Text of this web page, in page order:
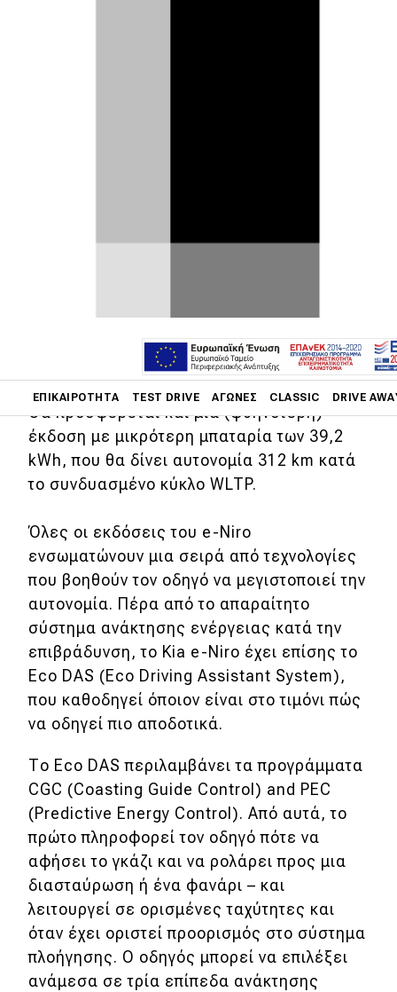
ΕΠΙΚΑΙΡΌΤΗΤΑ TEST DRIVE ΑΓΏΝΕΣ CLASSIC DRIVE
Main navigation
Επικαιρότητα
Πρωτότυπα
Ελλάδα
Κόσμος
Τεχνολογία
Ασφάλεια
Αγορά
Απόψεις
Test Drive
Δοκιμή
Αποστολή
Συγκρίνουμε
Αγώνες
στα 615 km! Αυτές οι τιμές βέβαια
αφορούν στην έκδοση του e-Niro με τη
μεγάλη μπαταρία των 64 kWh.
Θα προσφέρεται και μια (φθηνότερη)
έκδοση με μικρότερη μπαταρία των 39,2
kWh, που θα δίνει αυτονομία 312 km κατά
το συνδυασμένο κύκλο WLTP.
Όλες οι εκδόσεις του e-Niro
ενσωματώνουν μια σειρά από τεχνολογίες
που βοηθούν τον οδηγό να μεγιστοποιεί την
αυτονομία. Πέρα από το απαραίτητο
σύστημα ανάκτησης ενέργειας κατά την
επιβράδυνση, το Kia e-Niro έχει επίσης το
Eco DAS (Eco Driving Assistant System),
που καθοδηγεί όποιον είναι στο τιμόνι πώς
να οδηγεί πιο αποδοτικά.
Το Eco DAS περιλαμβάνει τα προγράμματα
CGC (Coasting Guide Control) and PEC
(Predictive Energy Control). Από αυτά, το
πρώτο πληροφορεί τον οδηγό πότε να
αφήσει το γκάζι και να ρολάρει προς μια
διασταύρωση ή ένα φανάρι – και
λειτουργεί σε ορισμένες ταχύτητες και
όταν έχει οριστεί προορισμός στο σύστημα
πλοήγησης. Ο οδηγός μπορεί να επιλέξει
ανάμεσα σε τρία επίπεδα ανάκτησης